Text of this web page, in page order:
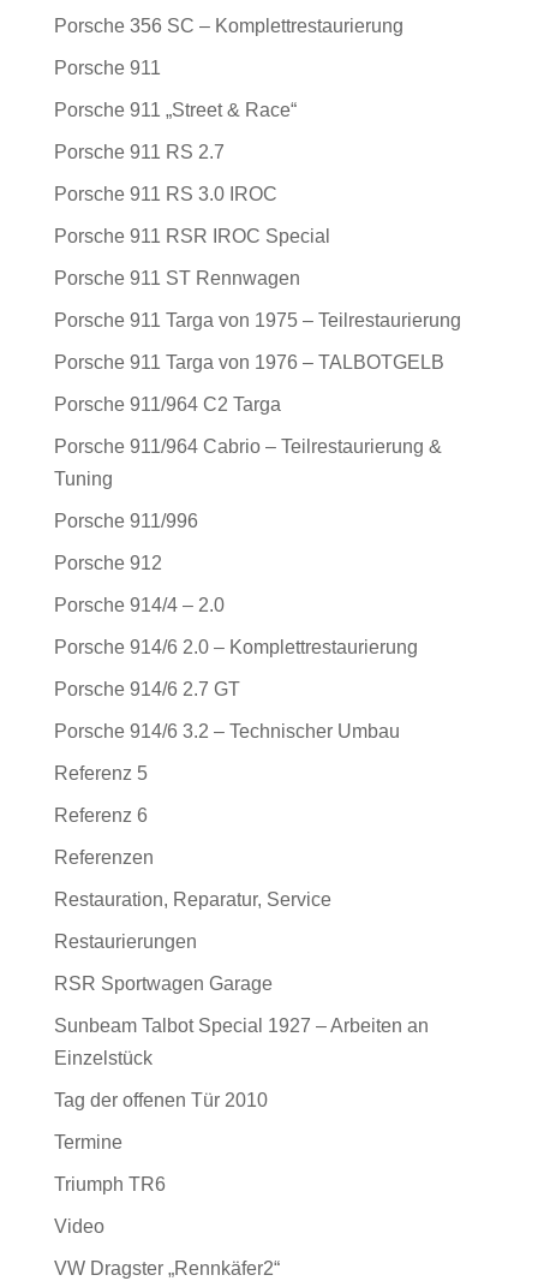
Porsche 356 SC – Komplettrestaurierung
Porsche 911
Porsche 911 „Street & Race“
Porsche 911 RS 2.7
Porsche 911 RS 3.0 IROC
Porsche 911 RSR IROC Special
Porsche 911 ST Rennwagen
Porsche 911 Targa von 1975 – Teilrestaurierung
Porsche 911 Targa von 1976 – TALBOTGELB
Porsche 911/964 C2 Targa
Porsche 911/964 Cabrio – Teilrestaurierung &
Tuning
Porsche 911/996
Porsche 912
Porsche 914/4 – 2.0
Porsche 914/6 2.0 – Komplettrestaurierung
Porsche 914/6 2.7 GT
Porsche 914/6 3.2 – Technischer Umbau
Referenz 5
Referenz 6
Referenzen
Restauration, Reparatur, Service
Restaurierungen
RSR Sportwagen Garage
Sunbeam Talbot Special 1927 – Arbeiten an
Einzelstück
Tag der offenen Tür 2010
Termine
Triumph TR6
Video
VW Dragster „Rennkäfer2“